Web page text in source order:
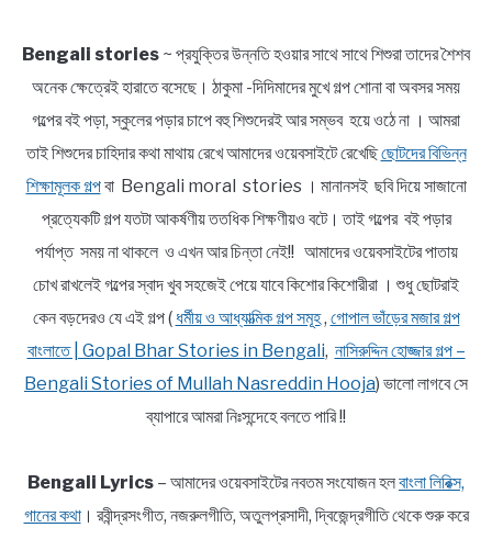
Bengali stories ~ প্রযুক্তির উন্নতি হওয়ার সাথে সাথে শিশুরা তাদের শৈশব
অনেক ক্ষেত্রেই হারাতে বসেছে। ঠাকুমা -দিদিমাদের মুখে গল্প শোনা বা অবসর সময়
গল্পের বই পড়া, স্কুলের পড়ার চাপে বহু শিশুদেরই আর সম্ভব হয়ে ওঠে না । আমরা
তাই শিশুদের চাহিদার কথা মাথায় রেখে আমাদের ওয়েবসাইটে রেখেছিছোটদের বিভিন্ন
শিক্ষামূলক গল্পবা Bengali moral stories । মানানসই ছবি দিয়ে সাজানো
প্রত্যেকটি গল্প যতটা আকর্ষণীয় ততধিক শিক্ষণীয়ও বটে। তাই গল্পের বই পড়ার
পর্যাপ্ত সময় না থাকলে ও এখন আর চিন্তা নেই!! আমাদের ওয়েবসাইটের পাতায়
চোখ রাখলেই গল্পের স্বাদ খুব সহজেই পেয়ে যাবে কিশোর কিশোরীরা । শুধু ছোটরাই
কেন বড়দেরও যে এই গল্প ( ধর্মীয় ও আধ্যাত্মিক গল্প সমূহ, গোপাল ভাঁড়ের মজার গল্প
বাংলাতে | Gopal Bhar Stories in Bengali, নাসিরুদ্দিন হোজ্জার গল্প –
Bengali Stories of Mullah Nasreddin Hooja) ভালো লাগবে সে
ব্যাপারে আমরা নিঃসন্দেহে বলতে পারি !!
Bengali Lyrics – আমাদের ওয়েবসাইটের নবতম সংযোজন হলবাংলা লিরিক্স,
গানের কথা। রবীন্দ্রসংগীত, নজরুলগীতি, অতুলপ্রসাদী, দ্বিজেন্দ্রগীতি থেকে শুরু করে